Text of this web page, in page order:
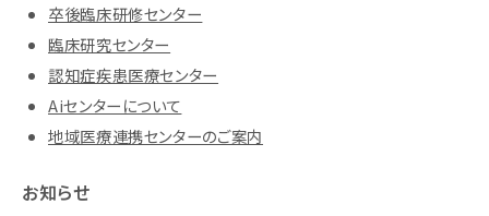
卒後臨床研修センター
臨床研究センター
認知症疾患医療センター
Aiセンターについて
地域医療連携センターのご案内
お知らせ